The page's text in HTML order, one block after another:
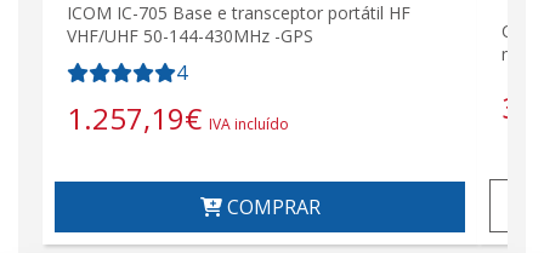
ICOM IC-705 Base e transceptor portátil HF
VHF/UHF 50-144-430MHz -GPS
4
1.257,19€ IVA incluído
COMPRAR